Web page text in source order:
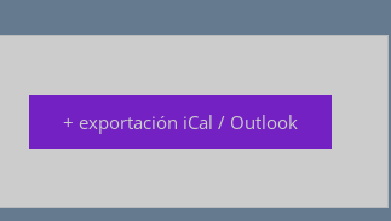
+ exportación iCal / Outlook